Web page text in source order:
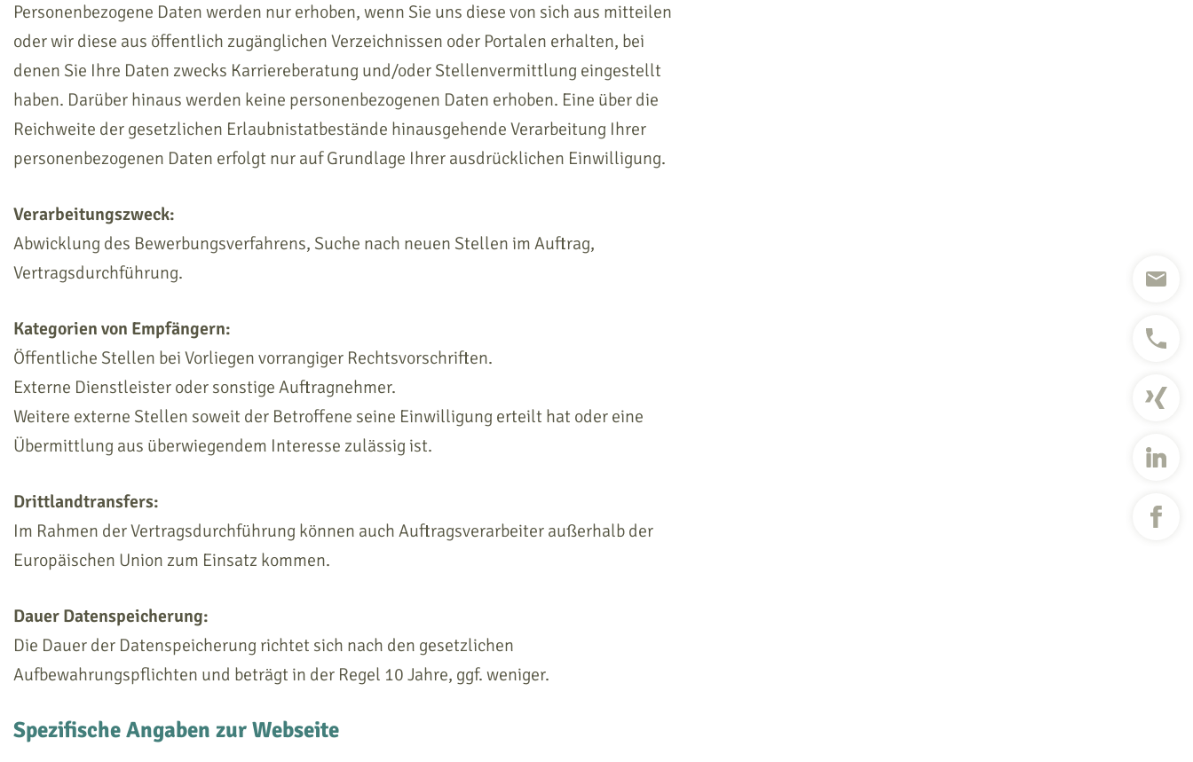
Personenbezogene Daten werden nur erhoben, wenn Sie uns diese von sich aus mitteilen
oder wir diese aus öffentlich zugänglichen Verzeichnissen oder Portalen erhalten, bei
denen Sie Ihre Daten zwecks Karriereberatung und/oder Stellenvermittlung eingestellt
haben. Darüber hinaus werden keine personenbezogenen Daten erhoben. Eine über die
Reichweite der gesetzlichen Erlaubnistatbestände hinausgehende Verarbeitung Ihrer
personenbezogenen Daten erfolgt nur auf Grundlage Ihrer ausdrücklichen Einwilligung.
Verarbeitungszweck:
Abwicklung des Bewerbungsverfahrens, Suche nach neuen Stellen im Auftrag,
Vertragsdurchführung.
Kategorien von Empfängern:
Öffentliche Stellen bei Vorliegen vorrangiger Rechtsvorschriften.
Externe Dienstleister oder sonstige Auftragnehmer.
Weitere externe Stellen soweit der Betroffene seine Einwilligung erteilt hat oder eine
Übermittlung aus überwiegendem Interesse zulässig ist.
Drittlandtransfers:
Im Rahmen der Vertragsdurchführung können auch Auftragsverarbeiter außerhalb der
Europäischen Union zum Einsatz kommen.
Dauer Datenspeicherung:
Die Dauer der Datenspeicherung richtet sich nach den gesetzlichen
Aufbewahrungspflichten und beträgt in der Regel 10 Jahre, ggf. weniger.
Spezifische Angaben zur Webseite